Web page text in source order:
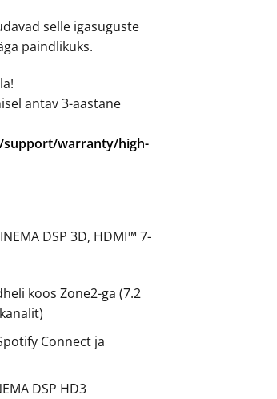
selle igasuguste
paindlikuks.
antav 3-aastane
support/warranty/high-
DSP 3D, HDMI™ 7-
koos Zone2-ga (7.2
Connect ja
DSP HD3